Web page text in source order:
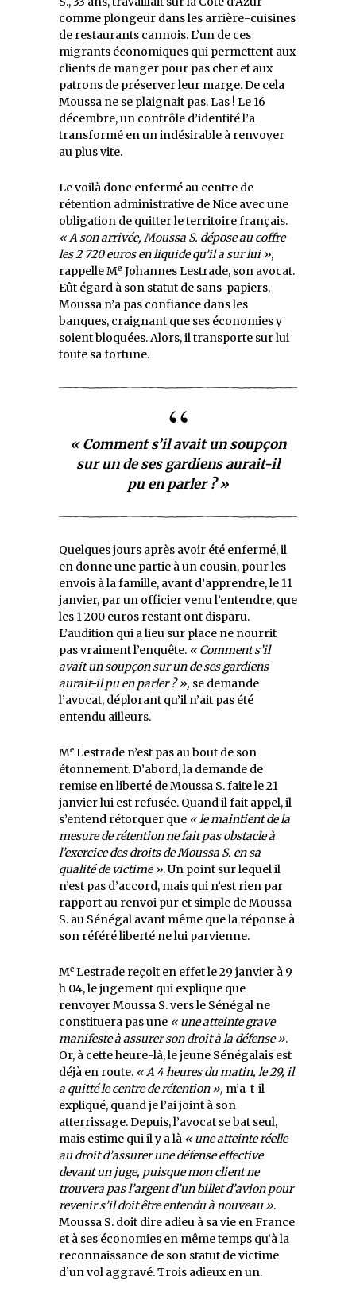
comme plongeur dans les arrière-cuisines
de restaurants cannois. L’un de ces
migrants économiques qui permettent aux
clients de manger pour pas cher et aux
patrons de préserver leur marge. De cela
Moussa ne se plaignait pas. Las ! Le 16
décembre, un contrôle d’identité l’a
transformé en un indésirable à renvoyer
au plus vite.
Le voilà donc enfermé au centre de
rétention administrative de Nice avec une
obligation de quitter le territoire français.
« A son arrivée, Moussa S. dépose au coffre
les 2 720 euros en liquide qu’il a sur lui »,
rappelle Me Johannes Lestrade, son avocat.
Eût égard à son statut de sans-papiers,
Moussa n’a pas confiance dans les
banques, craignant que ses économies y
soient bloquées. Alors, il transporte sur lui
toute sa fortune.
« Comment s’il avait un soupçon
sur un de ses gardiens aurait-il
pu en parler ? »
Quelques jours après avoir été enfermé, il
en donne une partie à un cousin, pour les
envois à la famille, avant d’apprendre, le 11
janvier, par un officier venu l’entendre, que
les 1 200 euros restant ont disparu.
L’audition qui a lieu sur place ne nourrit
pas vraiment l’enquête. « Comment s’il
avait un soupçon sur un de ses gardiens
aurait-il pu en parler ? », se demande
l’avocat, déplorant qu’il n’ait pas été
entendu ailleurs.
Me Lestrade n’est pas au bout de son
étonnement. D’abord, la demande de
remise en liberté de Moussa S. faite le 21
janvier lui est refusée. Quand il fait appel, il
s’entend rétorquer que « le maintient de la
mesure de rétention ne fait pas obstacle à
l’exercice des droits de Moussa S. en sa
qualité de victime ». Un point sur lequel il
n’est pas d’accord, mais qui n’est rien par
rapport au renvoi pur et simple de Moussa
S. au Sénégal avant même que la réponse à
son référé liberté ne lui parvienne.
Me Lestrade reçoit en effet le 29 janvier à 9
h 04, le jugement qui explique que
renvoyer Moussa S. vers le Sénégal ne
constituera pas une « une atteinte grave
manifeste à assurer son droit à la défense ».
Or, à cette heure-là, le jeune Sénégalais est
déjà en route. « A 4 heures du matin, le 29, il
a quitté le centre de rétention », m’a-t-il
expliqué, quand je l’ai joint à son
atterrissage. Depuis, l’avocat se bat seul,
mais estime qui il y a là « une atteinte réelle
au droit d’assurer une défense effective
devant un juge, puisque mon client ne
trouvera pas l’argent d’un billet d’avion pour
revenir s’il doit être entendu à nouveau ».
Moussa S. doit dire adieu à sa vie en France
et à ses économies en même temps qu’à la
reconnaissance de son statut de victime
d’un vol aggravé. Trois adieux en un.